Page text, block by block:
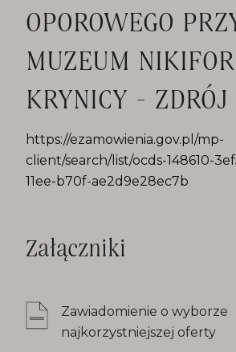
OPOROWEGO
MUZEUM
KRYNICY - ZDRÓJ
https://ezamowienia.gov.pl/mp-
client/search/list/ocds-148610-
11ee-b70f-ae2d9e28ec7b
Załączniki
Zawiadomienie o wyborze
najkorzystniejszej oferty